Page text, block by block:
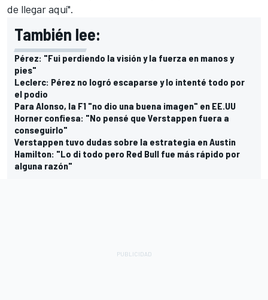
de llegar aquí".
También lee:
Pérez: "Fui perdiendo la visión y la fuerza en manos y
pies"
Leclerc: Pérez no logró escaparse y lo intenté todo por
el podio
Para Alonso, la F1 "no dio una buena imagen" en EE.UU
Horner confiesa: "No pensé que Verstappen fuera a
conseguirlo"
Verstappen tuvo dudas sobre la estrategia en Austin
Hamilton: "Lo di todo pero Red Bull fue más rápido por
alguna razón"